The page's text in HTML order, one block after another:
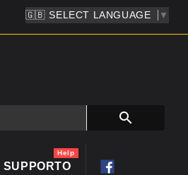
▼

SUPPORTO
Help